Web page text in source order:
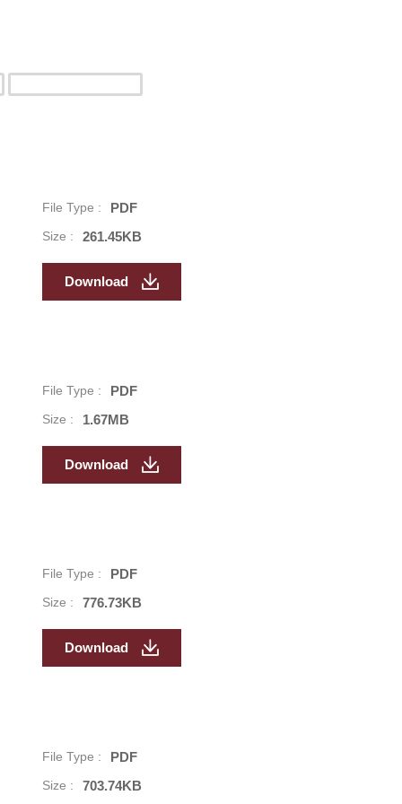
File Type : PDF
Size : 261.45KB
Download
File Type : PDF
Size : 1.67MB
Download
File Type : PDF
Size : 776.73KB
Download
File Type : PDF
Size : 703.74KB